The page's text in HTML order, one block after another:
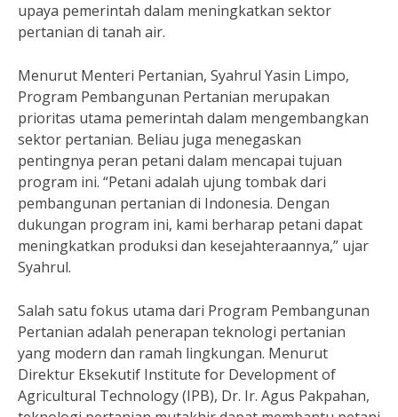
upaya pemerintah dalam meningkatkan sektor
pertanian di tanah air.
Menurut Menteri Pertanian, Syahrul Yasin Limpo,
Program Pembangunan Pertanian merupakan
prioritas utama pemerintah dalam mengembangkan
sektor pertanian. Beliau juga menegaskan
pentingnya peran petani dalam mencapai tujuan
program ini. “Petani adalah ujung tombak dari
pembangunan pertanian di Indonesia. Dengan
dukungan program ini, kami berharap petani dapat
meningkatkan produksi dan kesejahteraannya,” ujar
Syahrul.
Salah satu fokus utama dari Program Pembangunan
Pertanian adalah penerapan teknologi pertanian
yang modern dan ramah lingkungan. Menurut
Direktur Eksekutif Institute for Development of
Agricultural Technology (IPB), Dr. Ir. Agus Pakpahan,